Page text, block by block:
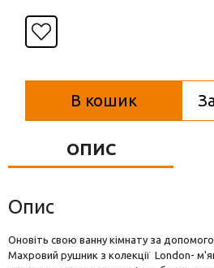
Фігурки та статуетки
В кошик
ОПИС
Опис
Оновіть свою ванну кімнату за
Махровий рушник з колекції London-